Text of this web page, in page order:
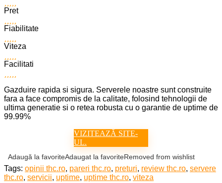
Pret
Fiabilitate
Viteza
Facilitati
Gazduire rapida si sigura. Serverele noastre sunt construite
fara a face compromis de la calitate, folosind tehnologii de
ultima generatie si o retea robusta cu o garantie de uptime de
99.99%
VIZITEAZĂ SITE-
UL.
Adaugă la favoriteAdaugat la favoriteRemoved from wishlist
Tags: opinii thc.ro, pareri thc.ro, preturi, review thc.ro, servere
thc.ro, servicii, uptime, uptime thc.ro, viteza